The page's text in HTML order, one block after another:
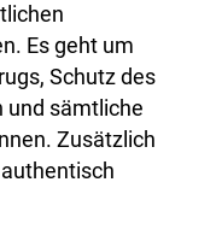
Es geht um
Schutz des
und sämtliche
Zusätzlich